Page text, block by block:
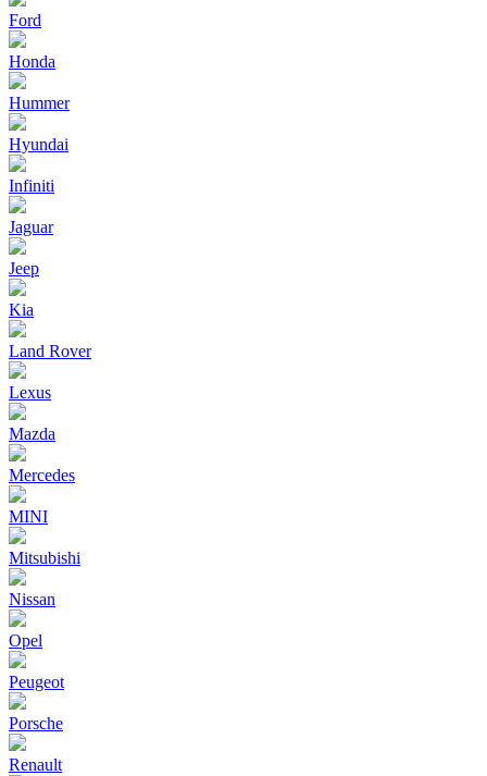
Ford
Honda
Hummer
Hyundai
Infiniti
Jaguar
Jeep
Kia
Land Rover
Lexus
Mazda
Mercedes
MINI
Mitsubishi
Nissan
Opel
Peugeot
Porsche
Renault